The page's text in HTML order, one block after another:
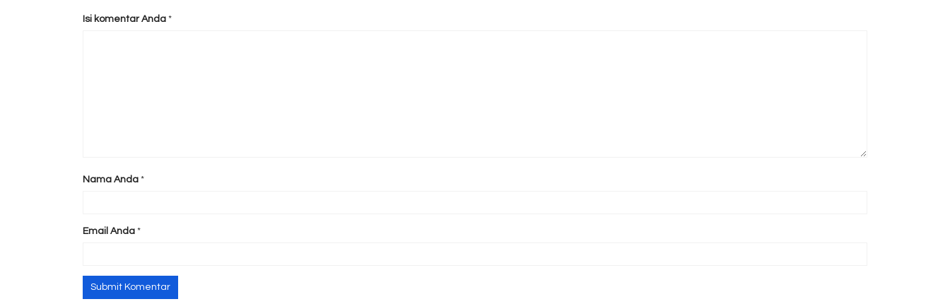
Isi komentar Anda *
Nama Anda *
Email Anda *